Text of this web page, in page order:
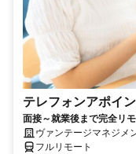
テレフォンアポイ
面接～就業後まで完全リ
ヴァンテージマネジメ
フルリモート